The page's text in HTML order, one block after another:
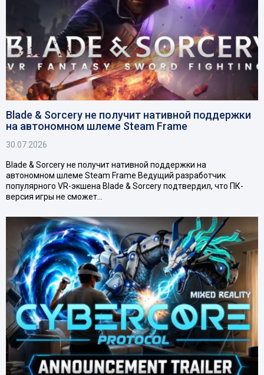
Blade & Sorcery не получит нативной поддержки
на автономном шлеме Steam Frame
30.07.2026
Blade & Sorcery не получит нативной поддержки на
автономном шлеме Steam Frame Ведущий разработчик
популярного VR-экшена Blade & Sorcery подтвердил, что ПК-
версия игры не сможет…